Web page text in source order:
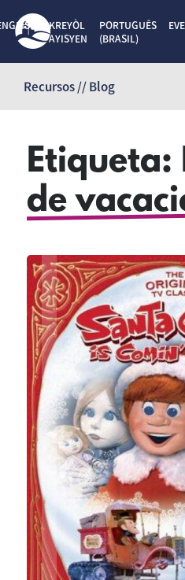
contenido
KREYÒL
AYISYEN
PORTUGUÊS
(BRASIL)
Recursos // Blog
Etiqueta:
de